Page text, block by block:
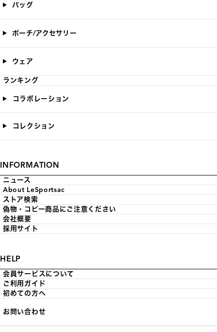
バッグ
ポーチ/アクセサリー
ウェア
ランキング
コラボレーション
コレクション
INFORMATION
ニュース
About LeSportsac
ストア検索
偽物・コピー商品にご注意ください
会社概要
採用サイト
HELP
会員サービスについて
ご利用ガイド
初めての方へ
お問い合わせ